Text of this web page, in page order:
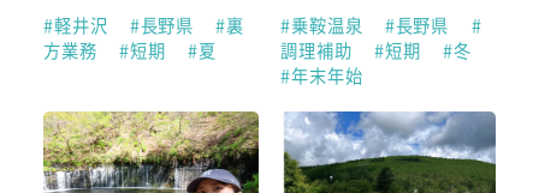
#軽井沢 #長野県
#裏
方業務
#短期 #夏
#乗鞍温泉 #長野県
#
調理補助
#短期
#冬
#年末年始